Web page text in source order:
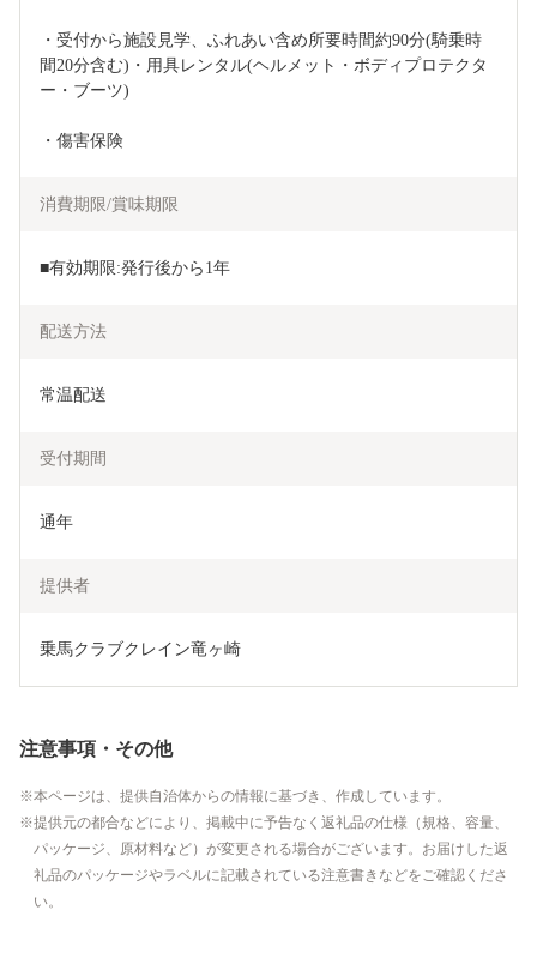
・受付から施設見学、ふれあい含め所要時間約90分(騎乗時
間20分含む)・用具レンタル(ヘルメット・ボディプロテクタ
ー・ブーツ)
・傷害保険
消費期限/賞味期限
■有効期限:発行後から1年
配送方法
常温配送
受付期間
通年
提供者
乗馬クラブクレイン竜ヶ崎
注意事項・その他
本ページは、提供自治体からの情報に基づき、作成しています。
提供元の都合などにより、掲載中に予告なく返礼品の仕様（規格、容量、
パッケージ、原材料など）が変更される場合がございます。お届けした返
礼品のパッケージやラベルに記載されている注意書きなどをご確認くださ
い。